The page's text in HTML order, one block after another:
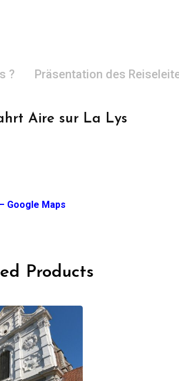
? Präsentation des
Aire sur La Lys
Google Maps
Products